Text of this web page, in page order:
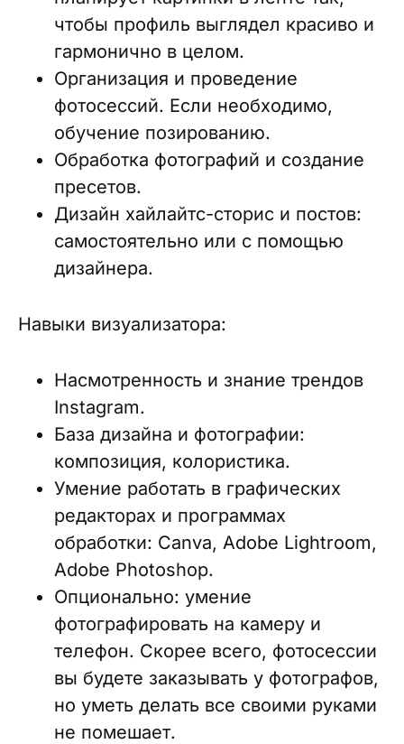
чтобы профиль выглядел красиво и
гармонично в целом.
Организация и проведение
фотосессий. Если необходимо,
обучение позированию.
Обработка фотографий и создание
пресетов.
Дизайн хайлайтс-сторис и постов:
самостоятельно или с помощью
дизайнера.
Навыки визуализатора:
Насмотренность и знание трендов
Instagram.
База дизайна и фотографии:
композиция, колористика.
Умение работать в графических
редакторах и программах
обработки: Canva, Adobe Lightroom,
Adobe Photoshop.
Опционально: умение
фотографировать на камеру и
телефон. Скорее всего, фотосессии
вы будете заказывать у фотографов,
но уметь делать все своими руками
не помешает.